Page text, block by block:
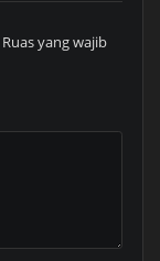
Ruas yang wajib